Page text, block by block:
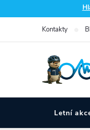
na
Kontakty
Letní